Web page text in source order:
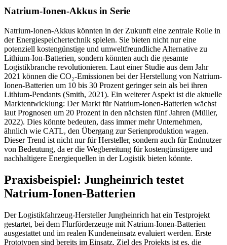
Natrium-Ionen-Akkus in Serie
Natrium-Ionen-Akkus könnten in der Zukunft eine zentrale Rolle in
der Energiespeichertechnik spielen. Sie bieten nicht nur eine
potenziell kostengünstige und umweltfreundliche Alternative zu
Lithium-Ion-Batterien, sondern könnten auch die gesamte
Logistikbranche revolutionieren. Laut einer Studie aus dem Jahr
2021 können die CO₂-Emissionen bei der Herstellung von Natrium-
Ionen-Batterien um 10 bis 30 Prozent geringer sein als bei ihren
Lithium-Pendants (Smith, 2021). Ein weiterer Aspekt ist die aktuelle
Marktentwicklung: Der Markt für Natrium-Ionen-Batterien wächst
laut Prognosen um 20 Prozent in den nächsten fünf Jahren (Müller,
2022). Dies könnte bedeuten, dass immer mehr Unternehmen,
ähnlich wie CATL, den Übergang zur Serienproduktion wagen.
Dieser Trend ist nicht nur für Hersteller, sondern auch für Endnutzer
von Bedeutung, da er die Wegbereitung für kostengünstigere und
nachhaltigere Energiequellen in der Logistik bieten könnte.
Praxisbeispiel: Jungheinrich testet
Natrium-Ionen-Batterien
Der Logistikfahrzeug-Hersteller Jungheinrich hat ein Testprojekt
gestartet, bei dem Flurförderzeuge mit Natrium-Ionen-Batterien
ausgestattet und im realen Kundeneinsatz evaluiert werden. Erste
Prototypen sind bereits im Einsatz. Ziel des Projekts ist es, die